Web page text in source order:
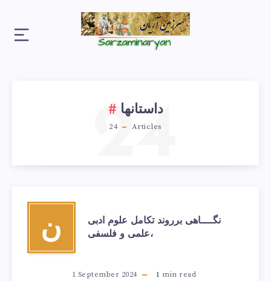
داستانها
24 Articles
24
ن
نگــــاهی برروند تکامل علوم ادبی
،علمی و فلسفی
1 September 2024 1 min read